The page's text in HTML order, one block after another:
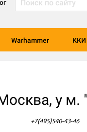
Warhammer ККИ
у м.
+7(495)540-43-46